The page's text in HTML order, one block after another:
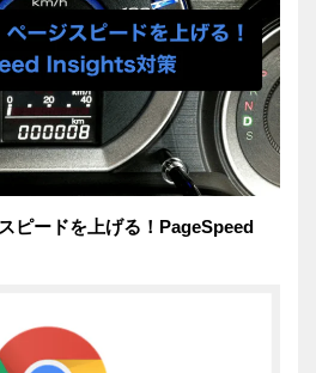
ピードを上げる！PageSpeed